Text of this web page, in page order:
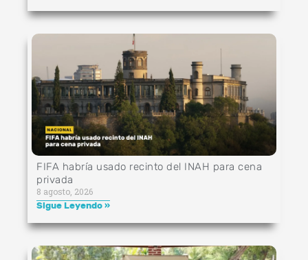
FIFA habría usado recinto del INAH para cena
privada
8 agosto, 2026
Sigue Leyendo »